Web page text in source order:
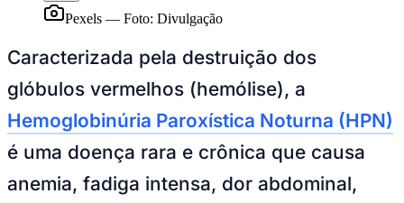
Agenda de Vestibulares
Vagas de Emprego
Para Sua Empresa
Anuncie no Portal
Verificar Empresa Novo
Anunciar Vagas
Pexels — Foto: Divulgação
Caracterizada pela destruição dos
glóbulos vermelhos (hemólise), a
Hemoglobinúria Paroxística Noturna (HPN)
é uma doença rara e crônica que causa
anemia, fadiga intensa, dor abdominal,